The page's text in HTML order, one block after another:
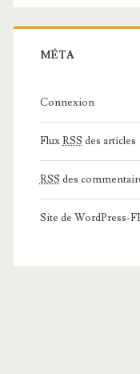
MÉTA
Connexion
FluxRSS des articles
RSS des
Site de WordPress-